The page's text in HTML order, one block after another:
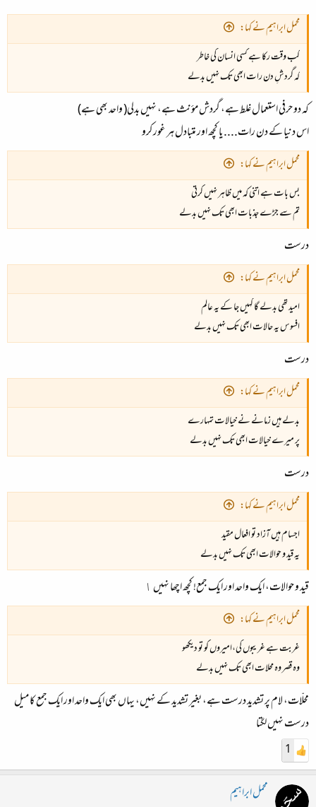
محمل ابراہیم نے کہا:
کب وقت رکا ہے کسی انسان کی خاطر
کہ گردشِ دن رات ابھی تک نہیں بدلے
کہ دو حرفی استعمال غلط ہے، گردش مؤنث ہے، نہیں بدلی( واحد بھی ہے)
اس دنیا کے دن رات.... یا کچھ اور متبادل ہر غور کرو
محمل ابراہیم نے کہا:
بس بات ہے اتنی کہ میں ظاہر نہیں کرتی
تم سے جڑے جذبات ابھی تک نہیں بدلے
درست
محمل ابراہیم نے کہا:
امید تھی بدلے گا کہیں جا کے یہ عالم
افسوس یہ حالات ابھی تک نہیں بدلے
درست
محمل ابراہیم نے کہا:
بدلے ہیں زمانے نے خیالات تمہارے
پر میرے خیالات ابھی تک نہیں بدلے
درست
محمل ابراہیم نے کہا:
اجسام ہیں آزاد تو افعال مقید
یہ قید و حوالات ابھی تک نہیں بدلے
قید و حوالات، ایک واحد اور ایک جمع! کچھ اچھا نہیں ١
محمل ابراہیم نے کہا:
غربت ہے غریبوں کی،امیروں کو تو دیکھو
وہ قصر وہ محلات ابھی تک نہیں بدلے
محلّات، لام پر تشدید درست ہے، بغیر تشدید کے نہیں، یہاں بھی ایک واحد اور ایک جمع کا میل
درست نہیں لگتا
1
محمل ابراہیم